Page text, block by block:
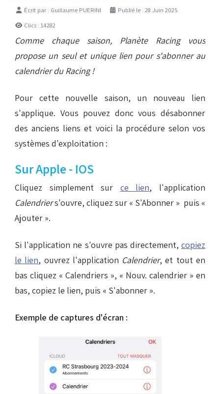
DétailsÉcrit par : Guillaume PUERINI
Publié le : 28 Juin 2025
Clics : 14282
Comme chaque saison, Planète Racing vous
propose un seul et unique lien pour s'abonner au
calendrier du Racing !
Pour cette nouvelle saison, un nouveau lien
s'applique. Vous pouvez donc vous désabonner
des anciens liens et voici la procédure selon vos
systèmes d'exploitation :
Sur Apple - IOS
Cliquez simplement sur ce lien, l'application
Calendriers'ouvre, cliquez sur « S'Abonner » puis «
Ajouter ».
Si l'application ne s'ouvre pas directement, copiez
le lien, ouvrez l'application Calendrier, et tout en
bas cliquez « Calendriers », « Nouv. calendrier » en
bas, copiez le lien, puis « S'abonner ».
Exemple de captures d'écran :